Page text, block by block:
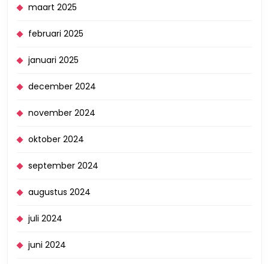
maart 2025
februari 2025
januari 2025
december 2024
november 2024
oktober 2024
september 2024
augustus 2024
juli 2024
juni 2024